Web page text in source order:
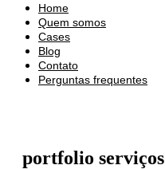
Home
Quem somos
Cases
Blog
Contato
Perguntas frequentes
portfolio serviços